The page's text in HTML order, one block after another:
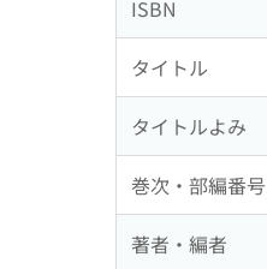
ISBN
タイトル
タイトルよみ
巻次・部編番号
著者・編者